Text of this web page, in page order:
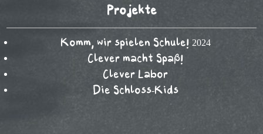
Projekte
Komm, wir spielen Schule! 2024
Clever macht Spaß!
Clever Labor
Die Schloss-Kids